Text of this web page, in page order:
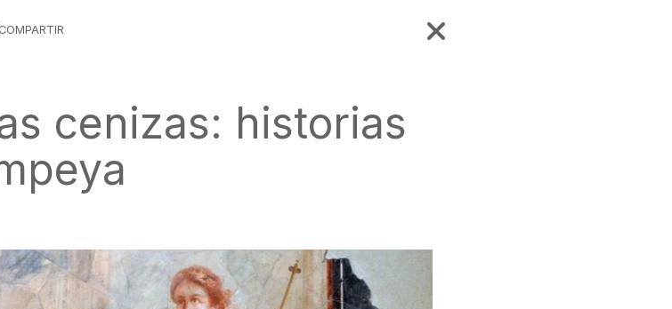
cenizas: historias